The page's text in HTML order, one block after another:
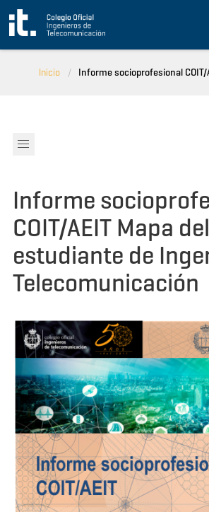
Pasar al contenido principal
Inicio Informe socioprofesional COIT/
Informe
COIT/AEIT Mapa del
estudiante de
Telecomunicación